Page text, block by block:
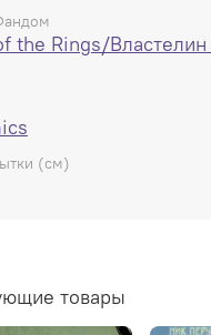
the Rings/
(см)
товары